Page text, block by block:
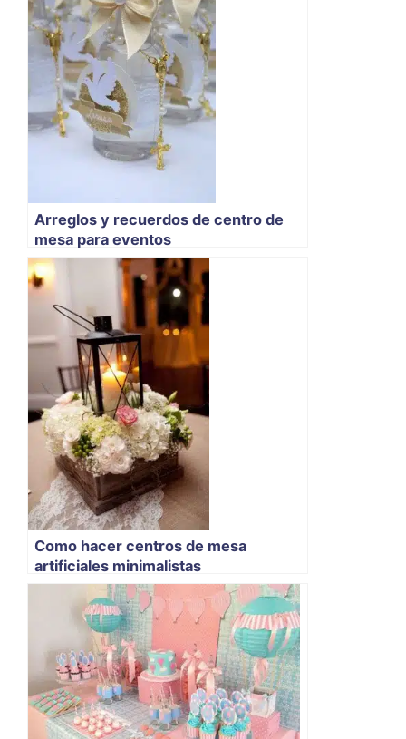
Arreglos y recuerdos de centro de
mesa para eventos
Como hacer centros de mesa
artificiales minimalistas